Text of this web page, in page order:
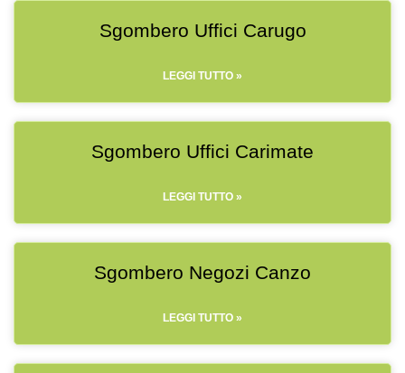
Sgombero Uffici Carugo
LEGGI TUTTO »
Sgombero Uffici Carimate
LEGGI TUTTO »
Sgombero Negozi Canzo
LEGGI TUTTO »